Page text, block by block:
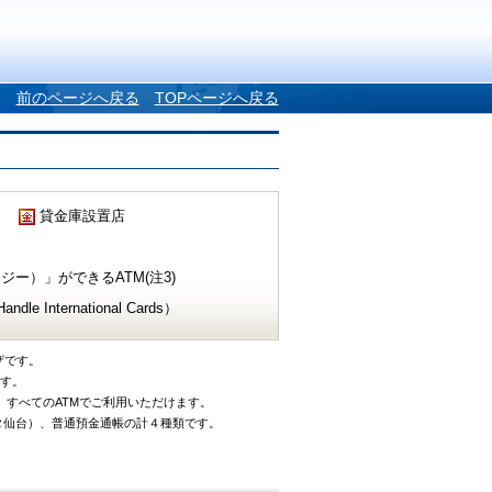
前のページへ戻る TOPページへ戻る
貸金庫設置店
ー）」ができるATM(注3)
International Cards）
す。
。
べてのATMでご利用いただけます。
台）、普通預金通帳の計４種類です。